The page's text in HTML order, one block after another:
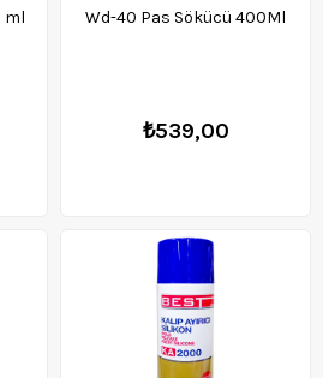
ml
Wd-40 Pas Sökücü 400Ml
₺539,00